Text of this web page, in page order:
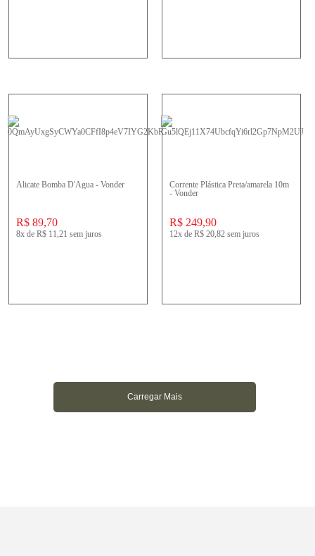
Alicate Bomba D'Água - Vonder
R$ 89,70
8x de R$ 11,21 sem juros
Corrente Plástica Preta/amarela 10m
- Vonder
R$ 249,90
12x de R$ 20,82 sem juros
Carregar Mais